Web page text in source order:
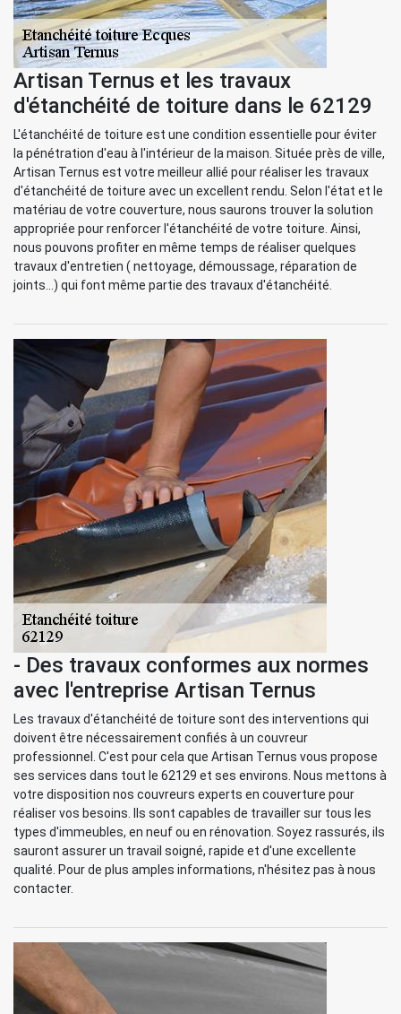
Artisan Ternus et les travaux
d'étanchéité de toiture dans le 62129
L'étanchéité de toiture est une condition essentielle pour éviter
la pénétration d'eau à l'intérieur de la maison. Située près de ville,
Artisan Ternus est votre meilleur allié pour réaliser les travaux
d'étanchéité de toiture avec un excellent rendu. Selon l'état et le
matériau de votre couverture, nous saurons trouver la solution
appropriée pour renforcer l'étanchéité de votre toiture. Ainsi,
nous pouvons profiter en même temps de réaliser quelques
travaux d'entretien ( nettoyage, démoussage, réparation de
joints...) qui font même partie des travaux d'étanchéité.
- Des travaux conformes aux normes
avec l'entreprise Artisan Ternus
Les travaux d'étanchéité de toiture sont des interventions qui
doivent être nécessairement confiés à un couvreur
professionnel. C'est pour cela que Artisan Ternus vous propose
ses services dans tout le 62129 et ses environs. Nous mettons à
votre disposition nos couvreurs experts en couverture pour
réaliser vos besoins. Ils sont capables de travailler sur tous les
types d'immeubles, en neuf ou en rénovation. Soyez rassurés, ils
sauront assurer un travail soigné, rapide et d'une excellente
qualité. Pour de plus amples informations, n'hésitez pas à nous
contacter.